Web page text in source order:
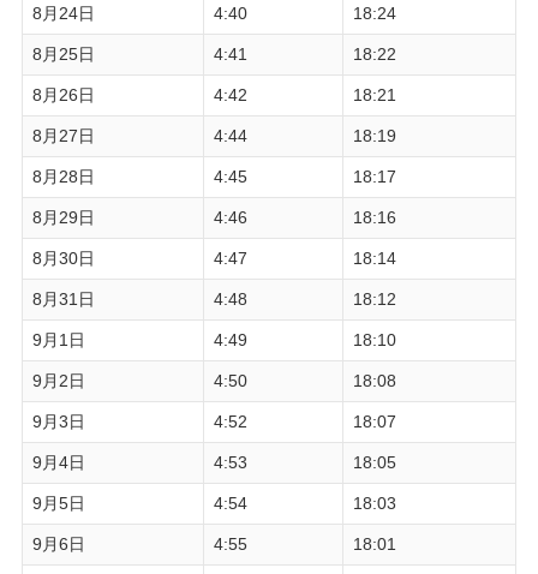
8月24日 4:40 18:24
8月25日 4:41 18:22
8月26日 4:42 18:21
8月27日 4:44 18:19
8月28日 4:45 18:17
8月29日 4:46 18:16
8月30日 4:47 18:14
8月31日 4:48 18:12
9月1日 4:49 18:10
9月2日 4:50 18:08
9月3日 4:52 18:07
9月4日 4:53 18:05
9月5日 4:54 18:03
9月6日 4:55 18:01